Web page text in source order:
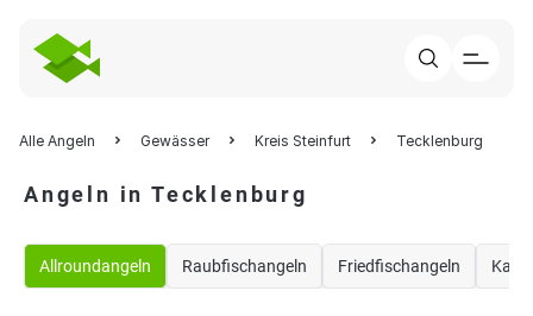
Alle Angeln Gewässer Kreis Steinfurt Tecklenburg
Angeln in Tecklenburg
Allroundangeln Raubfischangeln Friedfischangeln